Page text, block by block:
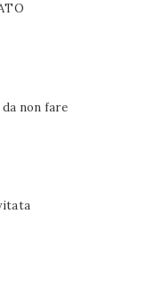
non fare